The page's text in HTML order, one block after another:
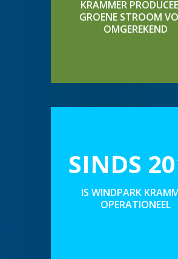
KRAMMER
GROENE STROOM
OMGEREKEND
SINDS
IS WINDPARK
OPERATIONEEL